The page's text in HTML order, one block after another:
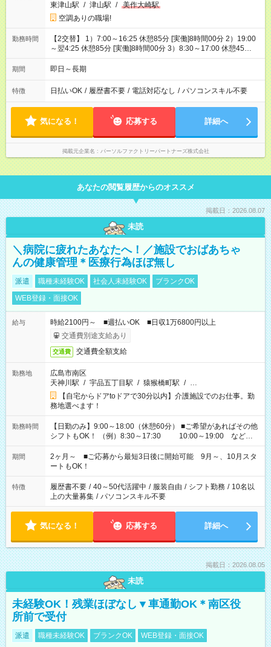
東津山駅 / 津山駅 / 美作大崎駅
空調ありの職場!
勤務時間
【2交替】 1）7:00～16:25 休憩85分 [実働]8時間00分 2）19:00
～翌4:25 休憩85分 [実働]8時間00分 3）8:30～17:00 休憩45
分 [実働]7時間45分
期間 即日～長期
特徴 日払いOK / 履歴書不要 / 電話対応なし / パソコンスキル不要
気になる！ 応募する 詳細へ
掲載元企業名 パーソルファクトリーパートナーズ株式会社
あなたの閲覧履歴からのオススメ
掲載日：2026.08.07
未読
＼病院に疲れたあなたへ！／施設でおばあちゃ
んの健康管理＊医療行為ほぼ無し
派遣 職種未経験OK 社会人未経験OK
ブランクOK
WEB登録・面接OK
給与
時給2100円～ ■週払いOK ■日収1万6800円以上
交通費別途支給あり
交通費 交通費全額支給
勤務地
広島市南区
天神川駅 / 宇品五丁目駅 / 猿猴橋町駅 / …
【自宅からドアtoドアで30分以内】介護施設でのお仕事。勤
務地選べます！
勤務時間
【日勤のみ】9:00～18:00（休憩60分） ■ご希望があればその他
シフトもOK！ （例）8:30～17:30 10:00～19:00 など
「家族とお休みを合わせたい」 「できれば残業はしたくない」
など、あなたのご希望に沿ったお仕事をご紹介します！ ※Wワ
ーク希望の方へ 今ご覧のお仕事で希望する勤務時間と、もう1つ
のお仕事の勤務時間。 合計で週40時間を超える場合は応募でき
ません
期間
2ヶ月～ ■ご応募から最短3日後に開始可能 9月～、10月スタ
ートもOK！
特徴 履歴書不要 / 40～50代活躍中 / 服装自由 / シフト勤務 / 10名以
上の大量募集 / パソコンスキル不要
気になる！ 応募する 詳細へ
掲載日：2026.08.05
未読
未経験OK！残業ほぼなし▼車通勤OK＊南区役
所前で受付
派遣 職種未経験OK ブランクOK WEB登録・面接OK